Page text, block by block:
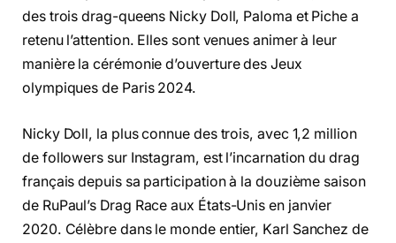
des trois drag-queens Nicky Doll, Paloma et Piche a
retenu l’attention. Elles sont venues animer à leur
manière la cérémonie d’ouverture des Jeux
olympiques de Paris 2024.
Nicky Doll, la plus connue des trois, avec 1,2 million
de followers sur Instagram, est l’incarnation du drag
français depuis sa participation à la douzième saison
de RuPaul’s Drag Race aux États-Unis en janvier
2020. Célèbre dans le monde entier, Karl Sanchez de